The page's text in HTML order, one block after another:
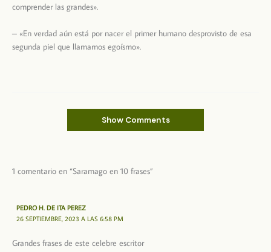
comprender las grandes».
– «En verdad aún está por nacer el primer humano desprovisto de esa
segunda piel que llamamos egoísmo».
Show Comments
1 comentario en “Saramago en 10 frases”
PEDRO H. DE ITA PEREZ
26 SEPTIEMBRE, 2023 A LAS 6:58 PM
Grandes frases de este celebre escritor